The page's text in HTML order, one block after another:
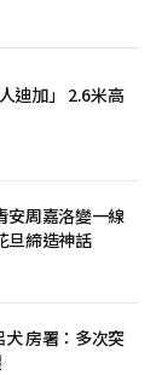
迪加」 2.6米高
安周嘉洛變一線
旦締造神話
房署：多次突